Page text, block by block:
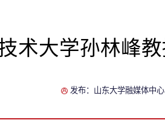
术大学孙林峰
发布：山东大学融媒体中心